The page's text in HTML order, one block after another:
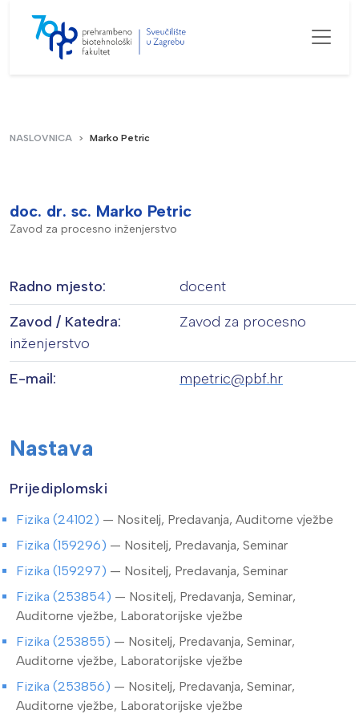
NASLOVNICA Marko Petric
doc. dr. sc. Marko Petric
Zavod za procesno inženjerstvo
Radno mjesto:
docent
Zavod / Katedra:
Zavod za procesno
inženjerstvo
E-mail:
mpetric@pbf.hr
Nastava
Prijediplomski
Fizika (24102) — Nositelj, Predavanja, Auditorne vježbe
Fizika (159296) — Nositelj, Predavanja, Seminar
Fizika (159297) — Nositelj, Predavanja, Seminar
Fizika (253854) — Nositelj, Predavanja, Seminar,
Auditorne vježbe, Laboratorijske vježbe
Fizika (253855) — Nositelj, Predavanja, Seminar,
Auditorne vježbe, Laboratorijske vježbe
Fizika (253856) — Nositelj, Predavanja, Seminar,
Auditorne vježbe, Laboratorijske vježbe